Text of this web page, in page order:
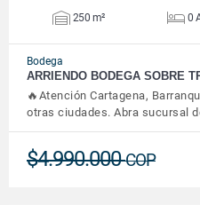
250 m² 0
Bodega
ARRIENDO BODEGA SOBRE
🔥Atención Cartagena,
otras ciudades. Abra sucursal
$4.990.000COP